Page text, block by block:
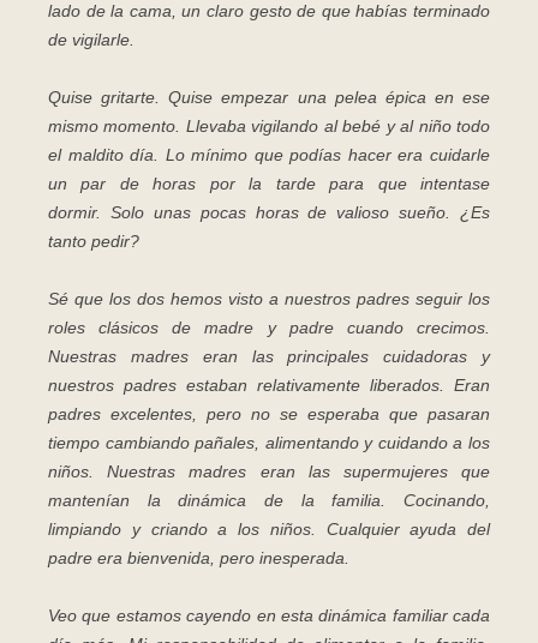
lado de la cama, un claro gesto de que habías terminado
de vigilarle.
Quise gritarte. Quise empezar una pelea épica en ese
mismo momento. Llevaba vigilando al bebé y al niño todo
el maldito día. Lo mínimo que podías hacer era cuidarle
un par de horas por la tarde para que intentase
dormir. Solo unas pocas horas de valioso sueño. ¿Es
tanto pedir?
Sé que los dos hemos visto a nuestros padres seguir los
roles clásicos de madre y padre cuando crecimos.
Nuestras madres eran las principales cuidadoras y
nuestros padres estaban relativamente liberados. Eran
padres excelentes, pero no se esperaba que pasaran
tiempo cambiando pañales, alimentando y cuidando a los
niños. Nuestras madres eran las supermujeres que
mantenían la dinámica de la familia. Cocinando,
limpiando y criando a los niños. Cualquier ayuda del
padre era bienvenida, pero inesperada.
Veo que estamos cayendo en esta dinámica familiar cada